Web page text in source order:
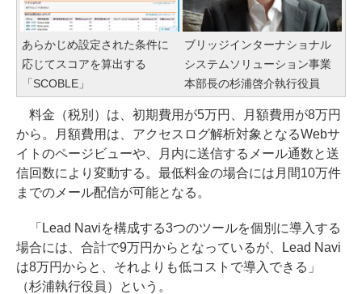
あらかじめ設定された条件に
応じてスコアを算出する
「SCOBLE」
ブリッジインターナショナル
システムソリューション事業
本部長の杉浦啓介執行役員
料金（税別）は、初期費用が5万円、月額費用が8万円
から。月額費用は、アクセスログ解析対象となるWebサ
イトのページビューや、月内に送信するメール通数と送
信回数により変動する。最低料金の場合には月間10万件
までのメール配信が可能となる。
「Lead Naviを構成する3つのツールを個別に導入する
場合には、合計で9万円からとなっているが、Lead Navi
は8万円からと、それよりも低コストで導入できる」
（杉浦執行役員）という。